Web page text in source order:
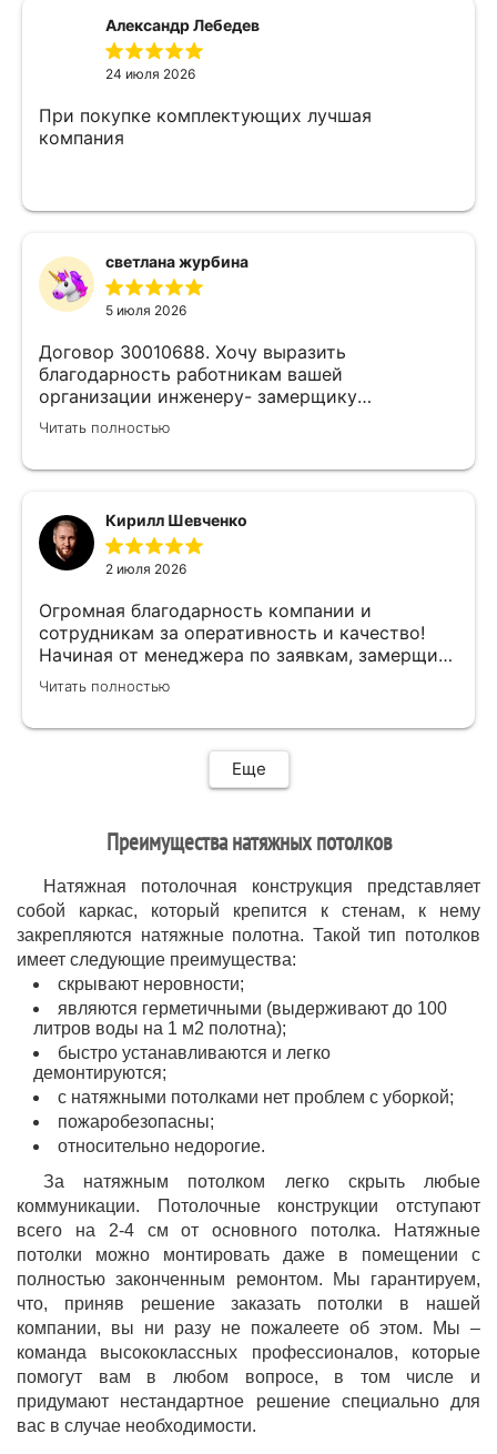
Александр Лебедев
24 июля 2026
При покупке комплектующих лучшая
компания
светлана журбина
5 июля 2026
Договор 30010688. Хочу выразить
благодарность работникам вашей
организации инженеру- замерщику
Кулабухову Николаю,и мастеру монтажа Илье
.Спасибо за проделанную работу и
быстро,качественно,профессионально сделал
свою работу,убрал за собой ,что очень
приятно.Мне все понравилось .Хорошая
Читать полностью
Кирилл Шевченко
2 июля 2026
Огромная благодарность компании и
сотрудникам за оперативность и качество!
Начиная от менеджера по заявкам, замерщика
и установщиков. Объяснили про полотно и
системы монтажа, дали выбор, сделали
Читать полностью
Еще
Преимущества натяжных потолков
Натяжная потолочная конструкция представляет
собой каркас, который крепится к стенам, к нему
закрепляются натяжные полотна. Такой тип потолков
имеет следующие преимущества:
скрывают неровности;
являются герметичными (выдерживают до 100
литров воды на 1 м2 полотна);
быстро устанавливаются и легко
демонтируются;
с натяжными потолками нет проблем с уборкой;
пожаробезопасны;
относительно недорогие.
За натяжным потолком легко скрыть любые
коммуникации. Потолочные конструкции отступают
всего на 2-4 см от основного потолка. Натяжные
потолки можно монтировать даже в помещении с
полностью законченным ремонтом. Мы гарантируем,
что, приняв решение заказать потолки в нашей
компании, вы ни разу не пожалеете об этом. Мы –
команда высококлассных профессионалов, которые
помогут вам в любом вопросе, в том числе и
придумают нестандартное решение специально для
вас в случае необходимости.